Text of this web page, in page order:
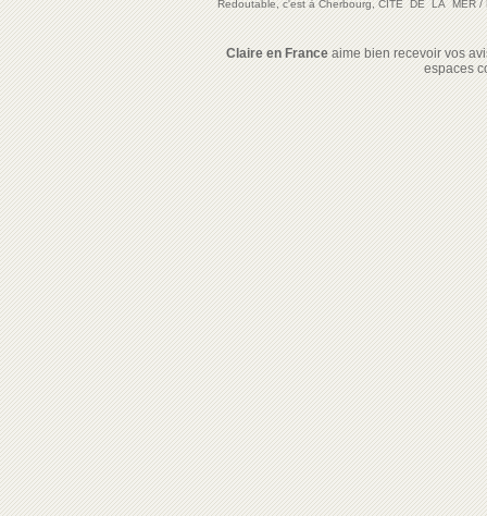
Redoutable, c'est à Cherbourg, CITE DE LA MER/
Claire en Franceaime bien recevoir vos
espaces